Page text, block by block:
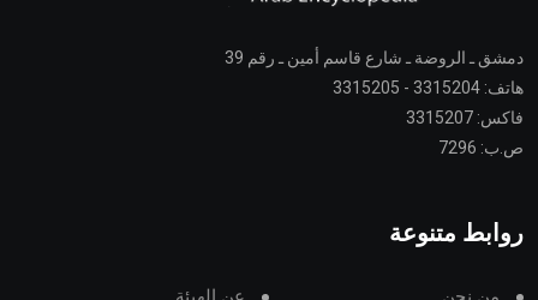
دمشق ـ الروضة ـ شارع قاسم أمين ـ رقم 39
هاتف: 3315204 - 3315205
فاكس: 3315207
ص.ب: 7296
روابط متنوعة